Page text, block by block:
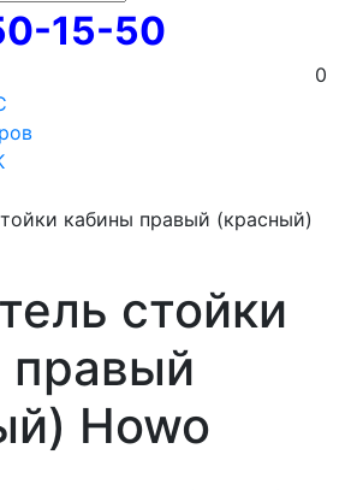
15-50
0
кабины правый (красный)
стойки
правый
Howo